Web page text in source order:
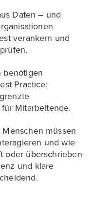
Daten – und
verankern und
benötigen
Practice:
Mitarbeitende.
müssen
und wie
oder überschrieben
und klare